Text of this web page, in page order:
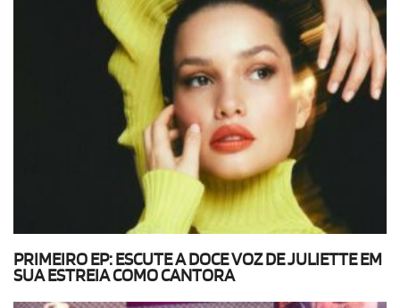
PRIMEIRO EP: ESCUTE A DOCE VOZ DE JULIETTE EM
SUA ESTREIA COMO CANTORA